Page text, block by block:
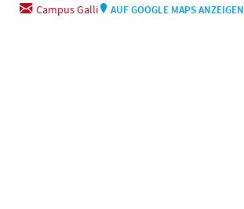
Campus Galli
AUF GOOGLE MAPS ANZEIGEN